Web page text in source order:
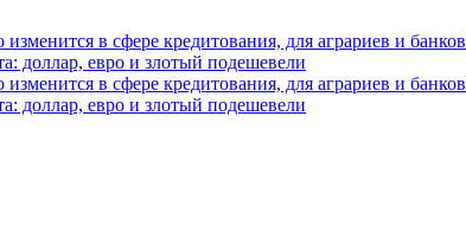
в сфере кредитования, для аграриев и банков
доллар, евро и злотый подешевели
в сфере кредитования, для аграриев и банков
доллар, евро и злотый подешевели